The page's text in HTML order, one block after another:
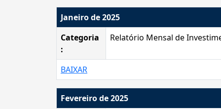
Janeiro de 2025
Categoria
:
Relatório Mensal de
BAIXAR
Fevereiro de 2025